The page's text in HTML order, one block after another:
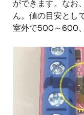
ができます。なお
ん。値の目安とし
室外で500～600